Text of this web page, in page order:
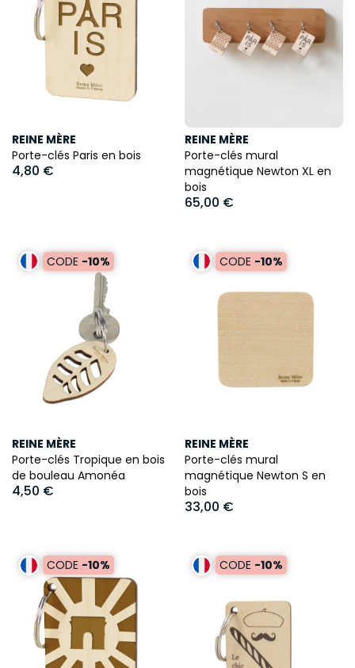
REINE MÈRE
Porte-clés Paris en bois
4,80 €
REINE MÈRE
Porte-clés mural
magnétique Newton XL en
bois
65,00 €
CODE -10%
REINE MÈRE
Porte-clés Tropique en bois
de bouleau Amonéa
4,50 €
CODE -10%
REINE MÈRE
Porte-clés mural
magnétique Newton S en
bois
33,00 €
CODE -10% CODE -10%